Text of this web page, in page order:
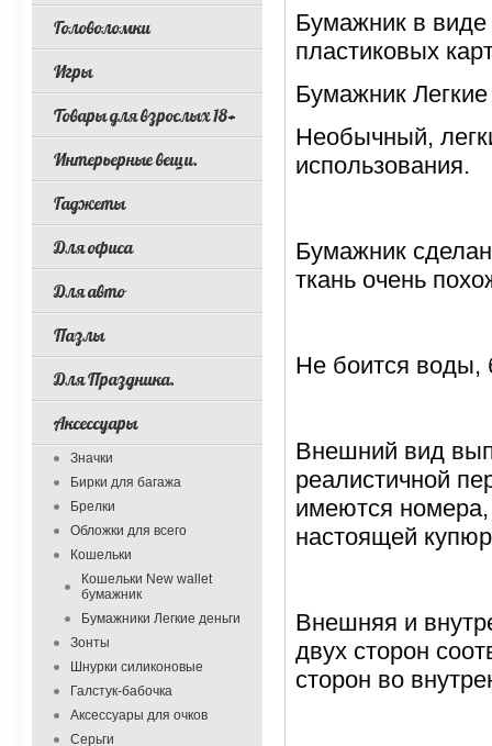
Бумажник в
пластиковых
Бумажник
Необычный,
использования.
Бумажник
ткань очень
Не боится воды,
Внешний вид
реалистичной
имеются номера,
настоящей
Внешняя и
двух сторон
сторон во
Головоломки
Игры
Товары для взрослых 18+
Интерьерные вещи.
Гаджеты
Для офиса
Для авто
Пазлы
Для Праздника.
Аксессуары
Значки
Бирки для багажа
Брелки
Обложки для всего
Кошельки
Кошельки New wallet
бумажник
Бумажники Легкие деньги
Зонты
Шнурки силиконовые
Галстук-бабочка
Аксессуары для очков
Серьги